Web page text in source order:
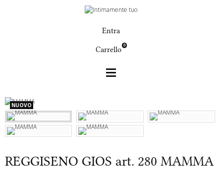
Entra
Carrello 0
NUOVO
REGGISENO GIOS art. 280 MAMMA